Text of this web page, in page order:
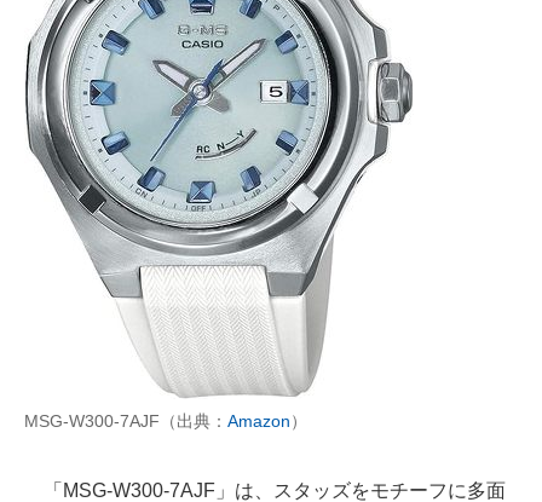
MSG-W300-7AJF（出典： Amazon）
「MSG-W300-7AJF」は、スタッズをモチーフに多面